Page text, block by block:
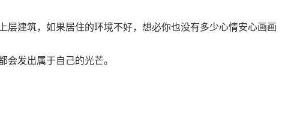
建筑，如果居住的环境不好，想必你也没有多少心情安心画画
发出属于自己的光芒。